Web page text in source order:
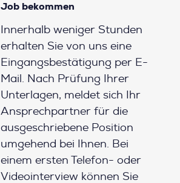
Job bekommen
Innerhalb weniger Stunden
erhalten Sie von uns eine
Eingangsbestätigung per E-
Mail. Nach Prüfung Ihrer
Unterlagen, meldet sich Ihr
Ansprechpartner für die
ausgeschriebene Position
umgehend bei Ihnen. Bei
einem ersten Telefon- oder
Videointerview können Sie